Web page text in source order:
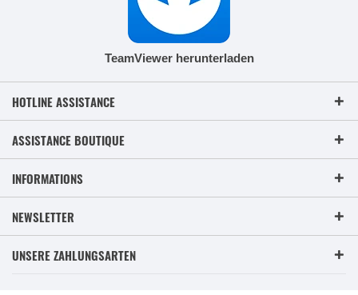
TeamViewer herunterladen
HOTLINE ASSISTANCE
ASSISTANCE BOUTIQUE
INFORMATIONS
NEWSLETTER
UNSERE ZAHLUNGSARTEN